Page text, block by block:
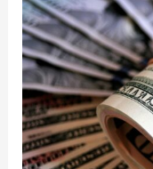
DE
ABUNDANCIA,
LO
MEREZCO